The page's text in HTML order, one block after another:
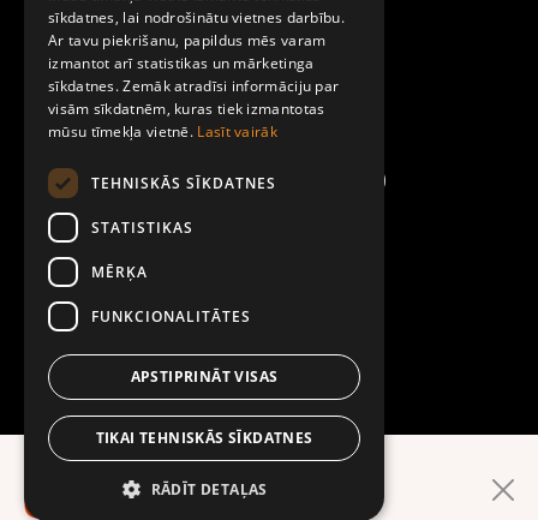
Noteikumi un līgumi
Kontakti
LEJUPIELĀDĒ LIETOTNI
ENGLISH
sīkdatnes, lai nodrošinātu vietnes darbību.
Ar tavu piekrišanu, papildus mēs varam
izmantot arī statistikas un mārketinga
sīkdatnes. Zemāk atradīsi informāciju par
visām sīkdatnēm, kuras tiek izmantotas
mūsu tīmekļa vietnē. Lasīt vairāk
TEHNISKĀS SĪKDATNES
STATISTIKAS
MĒRĶA
FUNKCIONALITĀTES
APSTIPRINĀT VISAS
TIKAI TEHNISKĀS SĪKDATNES
RĀDĪT DETAĻAS